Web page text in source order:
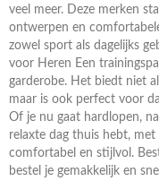
veel meer. Deze merken
ontwerpen en
zowel sport als dagelijks
voor Heren Een
garderobe. Het biedt niet
maar is ook perfect voor
Of je nu gaat hardlopen,
relaxte dag thuis hebt,
comfortabel en stijlvol.
bestel je gemakkelijk en